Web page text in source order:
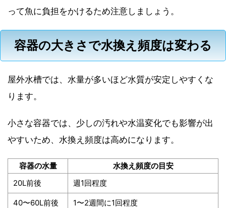
って魚に負担をかけるため注意しましょう。
容器の大きさで水換え頻度は変わる
屋外水槽では、水量が多いほど水質が安定しやすくな
ります。
小さな容器では、少しの汚れや水温変化でも影響が出
やすいため、水換え頻度は高めになります。
容器の水量
水換え頻度の目安
20L前後
週1回程度
40〜60L前後 1〜2週間に1回程度